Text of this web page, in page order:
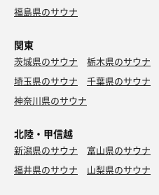
福島県のサウナ
関東
茨城県のサウナ 栃木県のサウナ
埼玉県のサウナ
千葉県のサウナ
神奈川県のサウナ
北陸・甲信越
新潟県のサウナ 富山県のサウナ
福井県のサウナ
山梨県のサウナ